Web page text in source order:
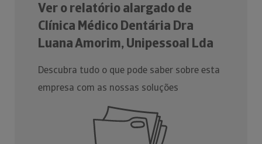
Ver o relatório alargado de
Clínica Médico Dentária Dra
Luana Amorim, Unipessoal Lda
Descubra tudo o que pode saber sobre esta
empresa com as nossas soluções